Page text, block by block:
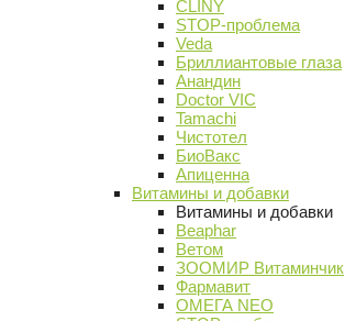
CLINY
STOP-проблема
Veda
Бриллиантовые глаза
Анандин
Doctor VIC
Tamachi
Чистотел
БиоВакс
Апиценна
Витамины и добавки
Витамины и добавки
Beaphar
Ветом
ЗООМИР Витаминчик
Фармавит
ОМЕГА NEO